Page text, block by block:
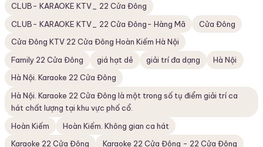
CLUB- KARAOKE KTV_ 22 Cửa Đông
CLUB- KARAOKE KTV_ 22 Cửa Đông- Hàng Mã
Cửa Đông
Cửa Đông KTV 22 Cửa Đông Hoàn Kiếm Hà Nội
Family 22 Cửa Đông
giá hạt dẻ giải trí đa dạng
Hà Nội
Hà Nội. Karaoke 22 Cửa Đông
Hà Nội. Karaoke 22 Cửa Đông là một trong số tụ điểm giải trí ca
hát chất lượng tại khu vực phố cổ.
Hoàn Kiếm
Hoàn Kiếm. Không gian ca hát
Karaoke 22 Cửa Đông
Karaoke 22 Cửa Đông - 22 Cửa Đông